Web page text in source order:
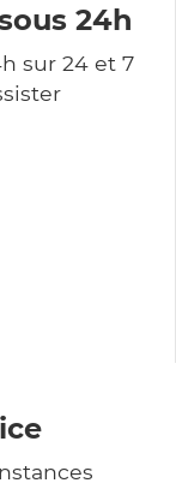
24h
sur 24 et 7